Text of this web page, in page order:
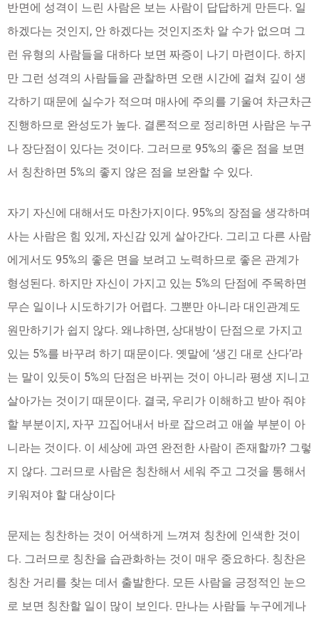
반면에 성격이 느린 사람은 보는 사람이 답답하게 만든다. 일
하겠다는 것인지, 안 하겠다는 것인지조차 알 수가 없으며 그
런 유형의 사람들을 대하다 보면 짜증이 나기 마련이다. 하지
만 그런 성격의 사람들을 관찰하면 오랜 시간에 걸쳐 깊이 생
각하기 때문에 실수가 적으며 매사에 주의를 기울여 차근차근
진행하므로 완성도가 높다. 결론적으로 정리하면 사람은 누구
나 장단점이 있다는 것이다. 그러므로 95%의 좋은 점을 보면
서 칭찬하면 5%의 좋지 않은 점을 보완할 수 있다.
자기 자신에 대해서도 마찬가지이다. 95%의 장점을 생각하며
사는 사람은 힘 있게, 자신감 있게 살아간다. 그리고 다른 사람
에게서도 95%의 좋은 면을 보려고 노력하므로 좋은 관계가
형성된다. 하지만 자신이 가지고 있는 5%의 단점에 주목하면
무슨 일이나 시도하기가 어렵다. 그뿐만 아니라 대인관계도
원만하기가 쉽지 않다. 왜냐하면, 상대방이 단점으로 가지고
있는 5%를 바꾸려 하기 때문이다. 옛말에 ‘생긴 대로 산다’라
는 말이 있듯이 5%의 단점은 바뀌는 것이 아니라 평생 지니고
살아가는 것이기 때문이다. 결국, 우리가 이해하고 받아 줘야
할 부분이지, 자꾸 끄집어내서 바로 잡으려고 애쓸 부분이 아
니라는 것이다. 이 세상에 과연 완전한 사람이 존재할까? 그렇
지 않다. 그러므로 사람은 칭찬해서 세워 주고 그것을 통해서
키워져야 할 대상이다
문제는 칭찬하는 것이 어색하게 느껴져 칭찬에 인색한 것이
다. 그러므로 칭찬을 습관화하는 것이 매우 중요하다. 칭찬은
칭찬 거리를 찾는 데서 출발한다. 모든 사람을 긍정적인 눈으
로 보면 칭찬할 일이 많이 보인다. 만나는 사람들 누구에게나